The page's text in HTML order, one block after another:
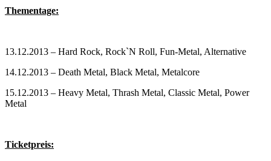
Thementage:
13.12.2013 – Hard Rock, Rock`N Roll, Fun-Metal, Alternative
14.12.2013 – Death Metal, Black Metal, Metalcore
15.12.2013 – Heavy Metal, Thrash Metal, Classic Metal, Power
Metal
Ticketpreis: